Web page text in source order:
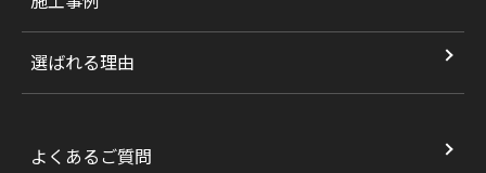
選ばれる理由
よくあるご質問